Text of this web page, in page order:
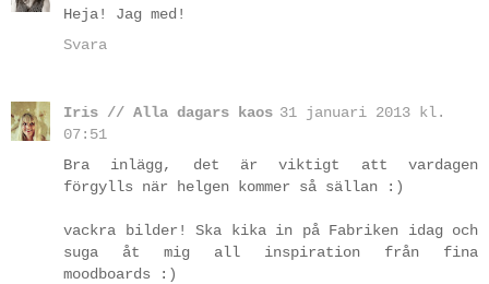
Heja! Jag med!
Svara
Iris // Alla dagars kaos 31 januari 2013 kl.
07:51
Bra inlägg, det är viktigt att vardagen
förgylls när helgen kommer så sällan :)
vackra bilder! Ska kika in på Fabriken idag och
suga åt mig all inspiration från fina
moodboards :)